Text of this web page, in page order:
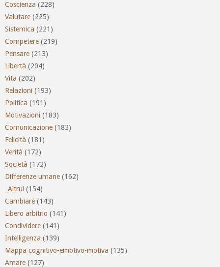
Coscienza (228)
Valutare (225)
Sistemica (221)
Competere (219)
Pensare (213)
Libertà (204)
Vita (202)
Relazioni (193)
Politica (191)
Motivazioni (183)
Comunicazione (183)
Felicità (181)
Verità (172)
Società (172)
Differenze umane (162)
_Altrui (154)
Cambiare (143)
Libero arbitrio (141)
Condividere (141)
Intelligenza (139)
Mappa cognitivo-emotivo-motiva (135)
Amare (127)